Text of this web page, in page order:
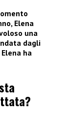
Elena
una
dagli
Elena ha